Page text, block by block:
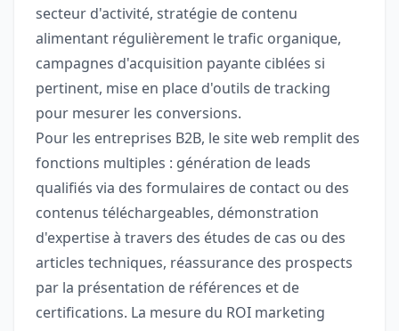
secteur d'activité, stratégie de contenu
alimentant régulièrement le trafic organique,
campagnes d'acquisition payante ciblées si
pertinent, mise en place d'outils de tracking
pour mesurer les conversions.
Pour les entreprises B2B, le site web remplit des
fonctions multiples : génération de leads
qualifiés via des formulaires de contact ou des
contenus téléchargeables, démonstration
d'expertise à travers des études de cas ou des
articles techniques, réassurance des prospects
par la présentation de références et de
certifications. La mesure du ROI marketing